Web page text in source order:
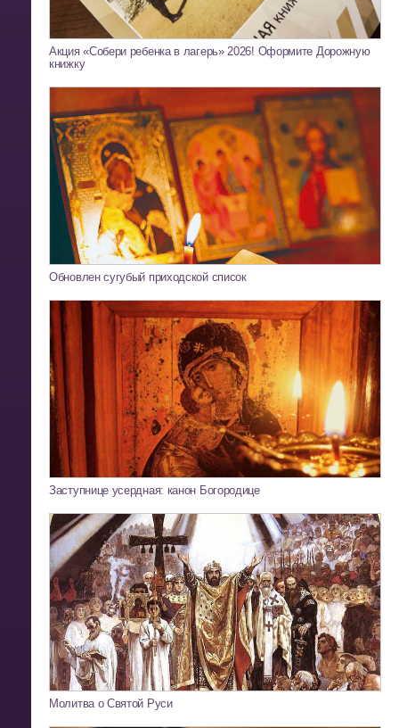
Акция «Собери ребенка в лагерь» 2026! Оформите Дорожную
книжку
Обновлен сугубый приходской список
Заступнице усердная: канон Богородице
Молитва о Святой Руси